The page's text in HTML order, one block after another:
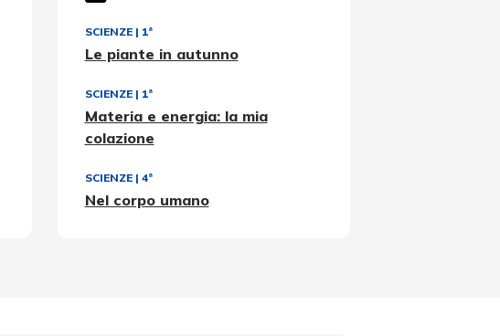
SCIENZE| 1ª
Le piante in autunno
SCIENZE| 1ª
Materia e energia: la mia
colazione
SCIENZE| 4ª
Nel corpo umano